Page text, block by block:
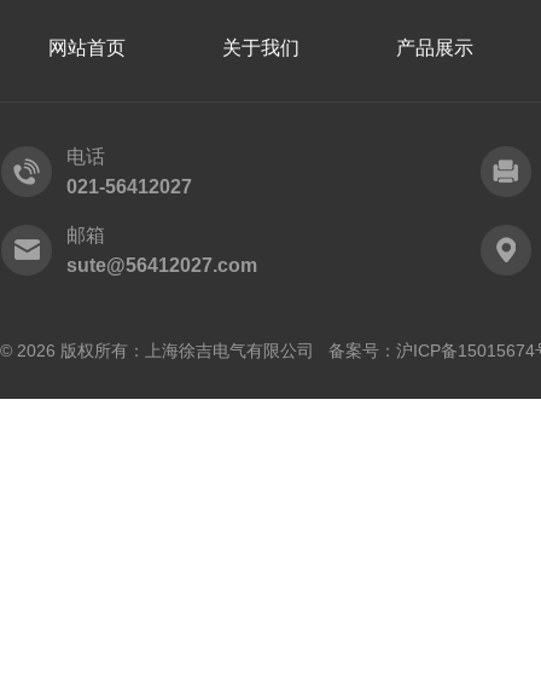
网站首页 关于我们 产品展示
电话
021-56412027
邮箱
sute@56412027.com
© 2026 版权所有：上海徐吉电气有限公司 备案号： 沪ICP备15015674